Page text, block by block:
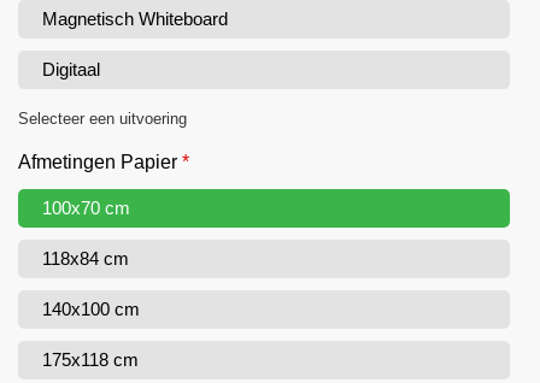
Magnetisch Whiteboard
Digitaal
Selecteer een uitvoering
Afmetingen Papier *
100x70 cm
118x84 cm
140x100 cm
175x118 cm